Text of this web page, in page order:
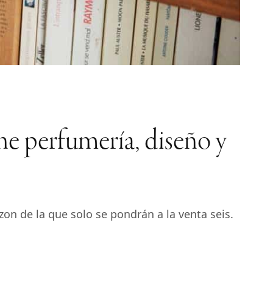
perfumería, diseño y
de la que solo se pondrán a la venta seis.